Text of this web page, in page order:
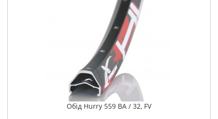
Обід Hurry 559 BA / 32, FV